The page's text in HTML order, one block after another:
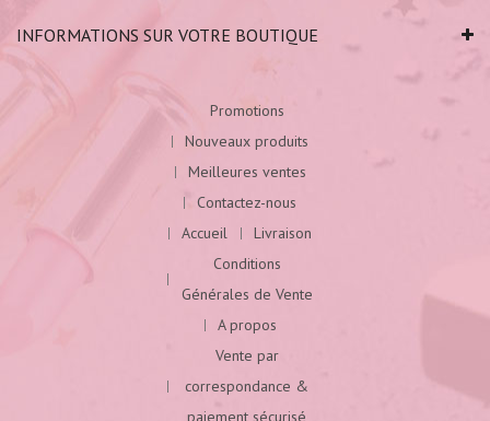
INFORMATIONS SUR VOTRE BOUTIQUE
Promotions
Nouveaux produits
Meilleures ventes
Contactez-nous
Accueil
Livraison
Conditions
Générales de Vente
A propos
Vente par
correspondance &